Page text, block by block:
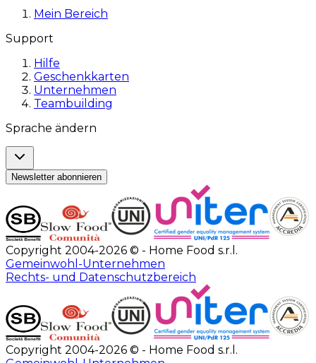
Mein Bereich
Support
Hilfe
Geschenkkarten
Unternehmen
Teambuilding
Sprache ändern
Newsletter abonnieren
Copyright 2004-2026 © - Home Food s.r.l.
Gemeinwohl-Unternehmen
Rechts- und Datenschutzbereich
Copyright 2004-2026 © - Home Food s.r.l.